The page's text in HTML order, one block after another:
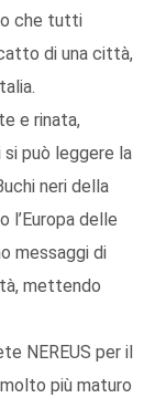
che tutti
di una città,
e rinata,
si può leggere la
neri della
l’Europa delle
messaggi di
mettendo
NEREUS per il
più maturo